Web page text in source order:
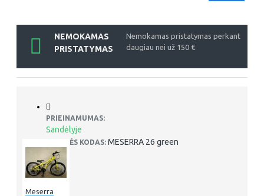
NEMOKAMAS
PRISTATYMAS
Nemokamas pristatymas perkant
daugiau nei už 150 €
PRIEINAMUMAS:
Sandėlyje
PREKĖS KODAS: MESERRA 26 green
Meserra